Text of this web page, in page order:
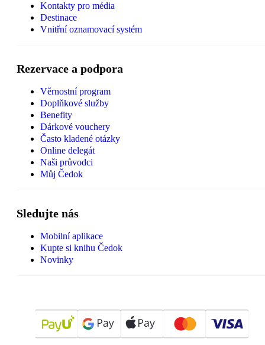
Kontakty pro média
Destinace
Vnitřní oznamovací systém
Rezervace a podpora
Věrnostní program
Doplňkové služby
Benefity
Dárkové vouchery
Často kladené otázky
Online delegát
Naši průvodci
Můj Čedok
Sledujte nás
Mobilní aplikace
Kupte si knihu Čedok
Novinky